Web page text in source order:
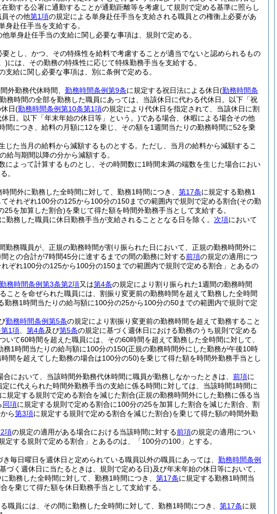
勤する公署に通勤することが通勤距離等を考慮して規則で定める基準に照らし
その他第1項の規定による単身赴任手当を支給される職員との権衡上必要があ
身赴任手当を支給する。
単身赴任手当の支給に関し必要な事項は、規則で定める。
とし、かつ、その特殊性を給料で考慮することが適当でないと認められるもの
)には、その勤務の特殊性に応じて特殊勤務手当を支給する。
給に関し必要な事項は、別に条例で定める。
外勤務代休時間、 勤務時間条例第9条に規定する祝日法による休日(勤務時間条
務時間の全部を勤務した職員にあっては、当該休日に代わる代休日。以下「祝
日(勤務時間条例第10条第1項の規定により代休日を指定されて、当該休日に割
日。以下「年末年始の休日等」という。)である場合、休暇による場合その他
につき、給料の月額に12を乗じ、その額を1週間当たりの勤務時間に52を乗
た当月の給料から減額するものとする。 ただし、当月の給料から減額するこ
給与期間以降の分から減額する。
よって計算するものとし、その時間数に1時間未満の端数を生じた場合におい
。
間外に勤務した全時間に対して、勤務1時間につき、 第17条に規定する勤務1
それぞれ100分の125から100分の150までの範囲内で規則で定める割合(その勤
25を加算した割合)を乗じて得た額を時間外勤務手当として支給する。
勤務した職員に休日勤務手当が支給されることとなる日を除く。 次項において
務職員が、正規の勤務時間が割り振られた日において、正規の勤務時間外に
との合計が7時間45分に達するまでの間の勤務に対する前項の規定の適用につ
ぞれ100分の125から100分の150までの範囲内で規則で定める割合」とあるの
勤務時間条例第3条第2項又は第4条の規定により割り振られた1週間の勤務時間
ことを命ぜられた職員には、割振り変更前の勤務時間を超えて勤務した全時間
勤務1時間当たりの給与額に100分の25から100分の50までの範囲内で規則で定
勤務時間条例第5条の規定により割振り変更前の勤務時間を超えて勤務すること
1項 第4条及び第5条の規定に基づく週休日における勤務のうち規則で定める
いて60時間を超えた職員には、その60時間を超えて勤務した全時間に対して、
務1時間当たりの給与額に100分の150(正規の勤務時間外にした勤務が午後10時
間を超えてした勤務の場合は100分の50)を乗じて得た額を時間外勤務手当とし
において、当該時間外勤務代休時間に職員が勤務しなかったときは、 前項に
に代えられた時間外勤務手当の支給に係る時間に対しては、当該時間1時間に
に規定する規則で定める割合を減じた割合(正規の勤務時間外にした勤務に係る当
同項に規定する規則で定める割合に100分の25を加算した割合を減じた割合、割
ら第3項に規定する規則で定める割合を減じた割合)を乗じて得た額の時間外勤
項の規定の適用がある場合における当該時間に対する前項の規定の適用につい
する規則で定める割合」とあるのは、「100分の100」とする。
き毎日曜日を週休日と定められている職員以外の職員にあっては、 勤務時間条例
づく週休日に当たるときは、規則で定める日)及び年末年始の休日等において、
勤務した全時間に対して、勤務1時間につき、 第17条に規定する勤務1時間当
乗じて得た額を休日勤務手当として支給する。
員には、その間に勤務した全時間に対して、勤務1時間につき、 第17条に規